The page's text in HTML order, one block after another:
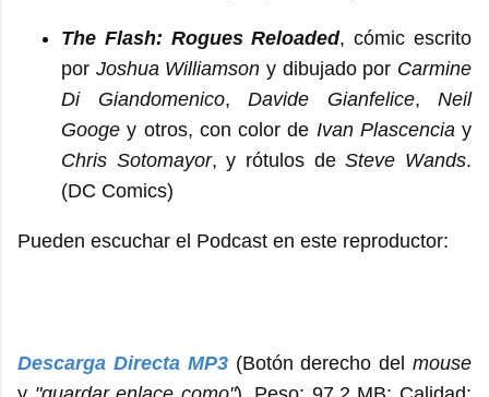
The Flash: Rogues Reloaded, cómic escrito
por Joshua Williamson y dibujado por Carmine
Di Giandomenico, Davide Gianfelice, Neil
Googe y otros, con color de Ivan Plascencia y
Chris Sotomayor, y rótulos deSteve Wands.
(DC Comics)
Pueden escuchar el Podcast en este reproductor:
Descarga Directa MP3(Botón derecho delmouse